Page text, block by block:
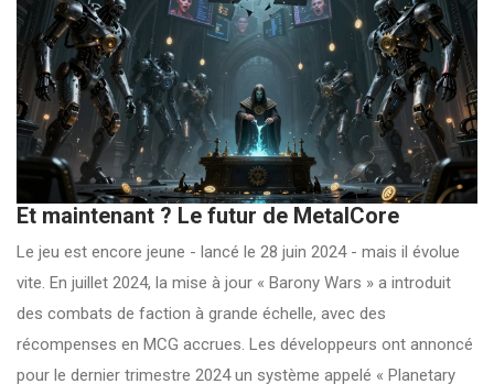
Et maintenant ? Le futur de MetalCore
Le jeu est encore jeune - lancé le 28 juin 2024 - mais il évolue
vite. En juillet 2024, la mise à jour « Barony Wars » a introduit
des combats de faction à grande échelle, avec des
récompenses en MCG accrues. Les développeurs ont annoncé
pour le dernier trimestre 2024 un système appelé « Planetary